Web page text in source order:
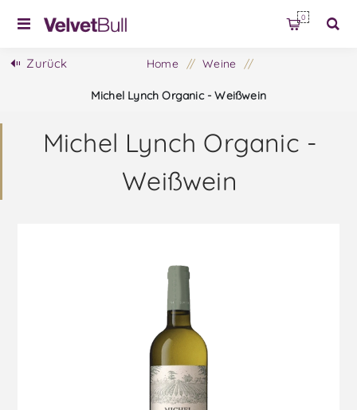
0
Zurück Home / Weine /
Michel Lynch Organic - Weißwein
Michel Lynch Organic -
Weißwein